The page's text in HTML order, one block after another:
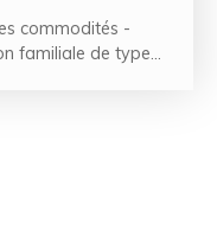
commodités -
familiale de type